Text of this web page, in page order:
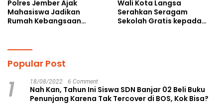
Polres Jember Ajak
Mahasiswa Jadikan
Rumah Kebangsaan
Wali Kota Langsa
Serahkan Seragam
Sekolah Gratis kepada
Popular Post
1 18/08/2022 6 Comment
Nah Kan, Tahun Ini Siswa SDN Banjar 02 Beli Buku
Penunjang Karena Tak Tercover di BOS, Kok Bisa?